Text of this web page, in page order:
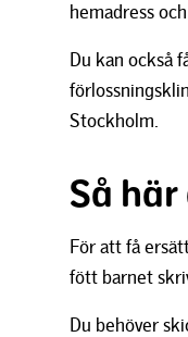
hemadress
Du kan också
Stockholm.
Så
För att få
fött barnet
Du behöver